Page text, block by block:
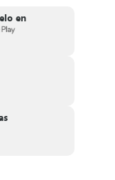
como
München
se encuentra muy
de exhibición y
PES 2021,
en